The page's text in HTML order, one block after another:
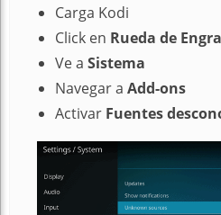
Carga Kodi
Click en Rueda de
Ve a Sistema
Navegar a Add-ons
Activar Fuentes